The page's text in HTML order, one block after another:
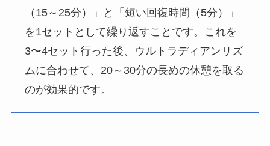
（15～25分）」と「短い回復時間（5分）」
を1セットとして繰り返すことです。これを
3〜4セット行った後、ウルトラディアンリズ
ムに合わせて、20～30分の長めの休憩を取る
のが効果的です。